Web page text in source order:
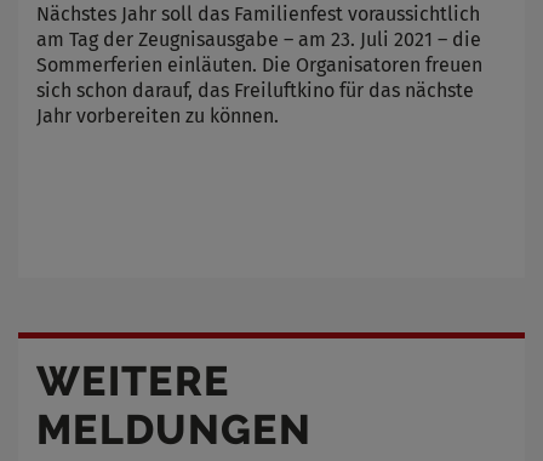
Nächstes Jahr soll das Familienfest voraussichtlich
am Tag der Zeugnisausgabe – am 23. Juli 2021 – die
Sommerferien einläuten. Die Organisatoren freuen
sich schon darauf, das Freiluftkino für das nächste
Jahr vorbereiten zu können.
WEITERE
MELDUNGEN